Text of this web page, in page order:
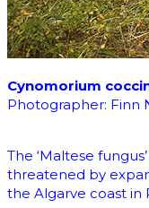
Cynomorium
Photographer: Finn
The ‘Maltese
threatened by
the Algarve coast in